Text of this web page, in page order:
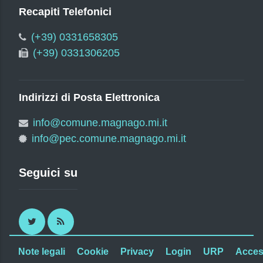
Recapiti Telefonici
(+39) 0331658305
(+39) 0331306205
Indirizzi di Posta Elettronica
info@comune.magnago.mi.it
info@pec.comune.magnago.mi.it
Seguici su
Twitter RSS
Note legali Cookie Privacy Login URP